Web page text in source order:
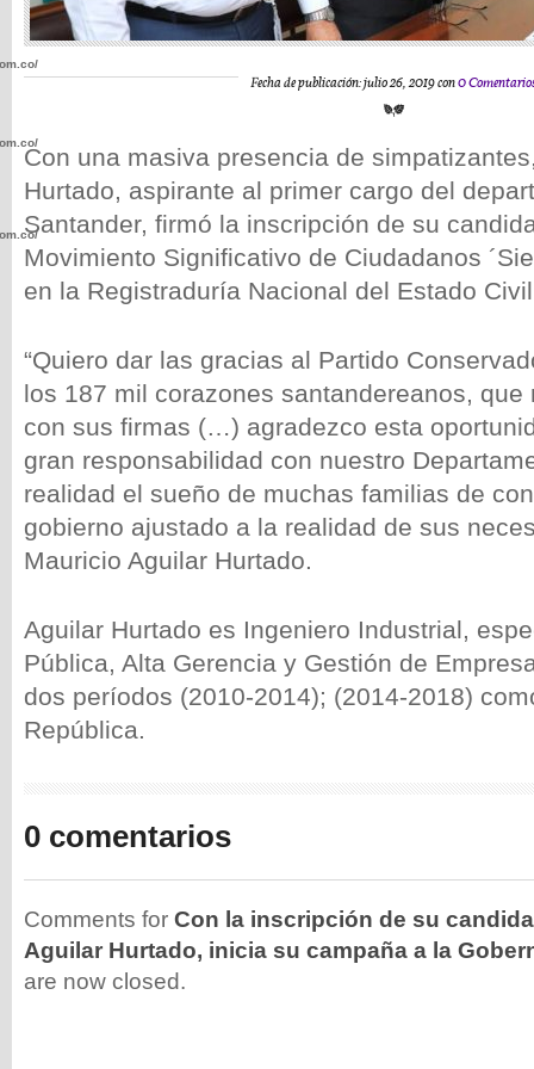
Fecha de publicación: julio 26, 2019 con0
Con una masiva presencia de
Hurtado, aspirante al primer cargo del
Santander, firmó la inscripción de su
Movimiento Significativo de Ciudadanos
en la Registraduría Nacional del Estado
“Quiero dar las gracias al Partido
los 187 mil corazones santandereanos, que
con sus firmas (…) agradezco esta
gran responsabilidad con nuestro
realidad el sueño de muchas familias de
gobierno ajustado a la realidad de sus
Mauricio Aguilar Hurtado.
Aguilar Hurtado es Ingeniero Industrial,
Pública, Alta Gerencia y Gestión de
dos períodos (2010-2014); (2014-2018)
República.
0 comentarios
Comments for Con la inscripción de su
Aguilar Hurtado, inicia su campaña a la
are now closed.
wp-
wp-
wp-
wp-
wp-